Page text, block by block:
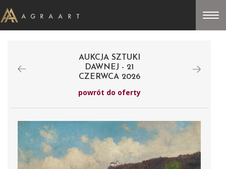
AUKCJA SZTUKI
DAWNEJ - 21
CZERWCA 2026
powrót do oferty